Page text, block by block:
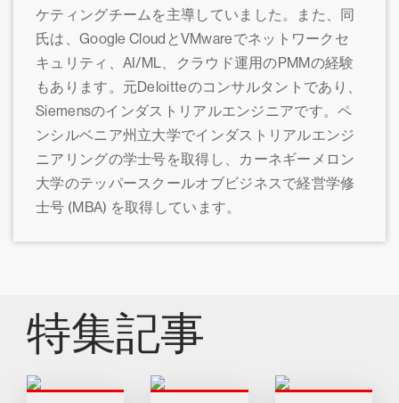
ケティングチームを主導していました。また、同
氏は、Google CloudとVMwareでネットワークセ
キュリティ、AI/ML、クラウド運用のPMMの経験
もあります。元Deloitteのコンサルタントであり、
Siemensのインダストリアルエンジニアです。ペ
ンシルベニア州立大学でインダストリアルエンジ
ニアリングの学士号を取得し、カーネギーメロン
大学のテッパースクールオブビジネスで経営学修
士号 (MBA) を取得しています。
特集記事